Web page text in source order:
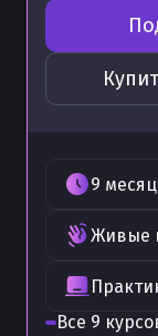
9
Живые
Все 9